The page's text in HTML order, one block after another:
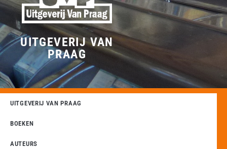
UITGEVERIJ VAN
PRAAG
UITGEVERIJ VAN PRAAG
BOEKEN
AUTEURS